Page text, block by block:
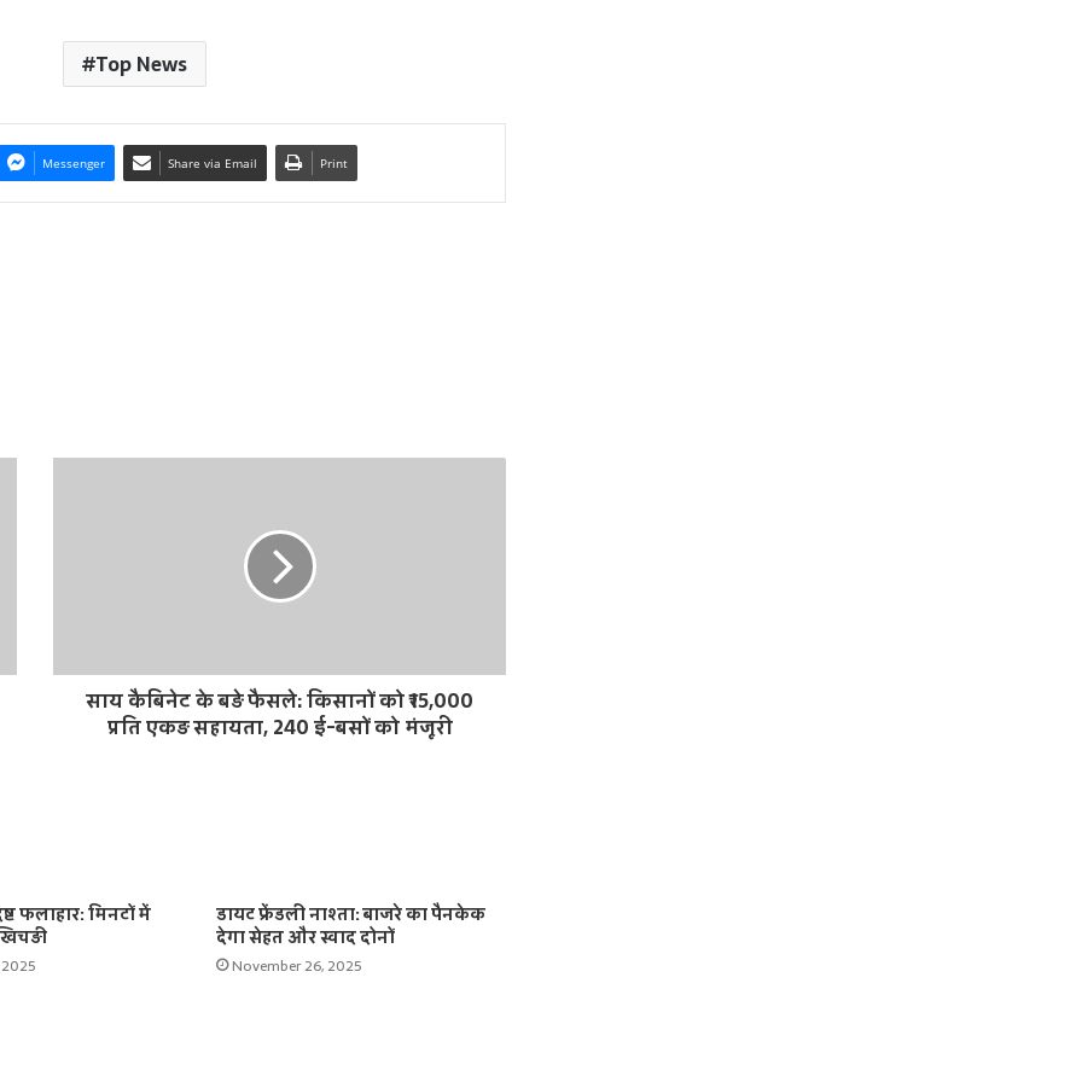
Top News
Messenger Share via Email Print
साय कैबिनेट के बड़े फैसले: किसानों को ₹15,000
प्रति एकड़ सहायता, 240 ई-बसों को मंजूरी
फलाहार: मिनटों में
डायट फ्रेंडली नाश्ता: बाजरे का पैनकेक
देगा सेहत और स्वाद दोनों
November 26, 2025